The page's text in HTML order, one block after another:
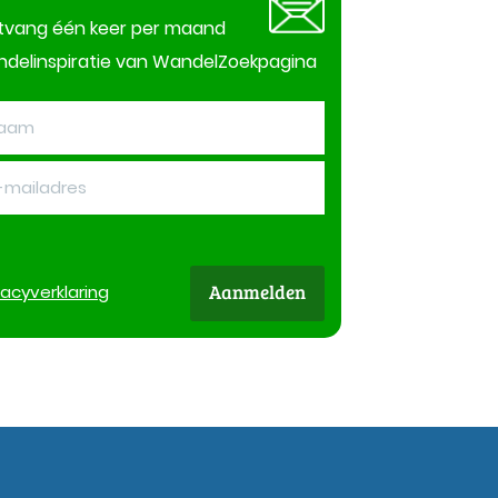
één keer per maand
van WandelZoekpagina
verklaring Aanmelden